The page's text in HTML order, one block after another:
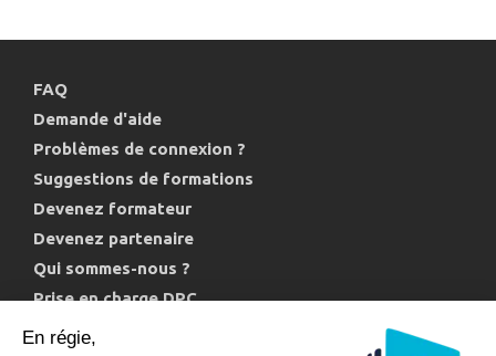
FAQ
Demande d'aide
Problèmes de connexion ?
Suggestions de formations
Devenez formateur
Devenez partenaire
Qui sommes-nous ?
Prise en charge DPC
Politique de confidentialité et cookies
En régie,